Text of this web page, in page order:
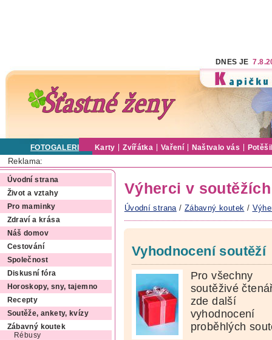
DNES JE
FOTOGALERIE Karty Zvířátka Vaření Naštvalo vás
Reklama:
Úvodní strana
Život a vztahy
Pro maminky
Zdraví a krása
Náš domov
Cestování
Společnost
Diskusní fóra
Horoskopy, sny, tajemno
Recepty
Soutěže, ankety, kvízy
Zábavný koutek
Rébusy
Výherci v soutěžích
Úvodní strana / Zábavný koutek /
Vyhodnocení soutěží
Pro všechny
soutěživé
zde další
vyhodnocení
proběhlých